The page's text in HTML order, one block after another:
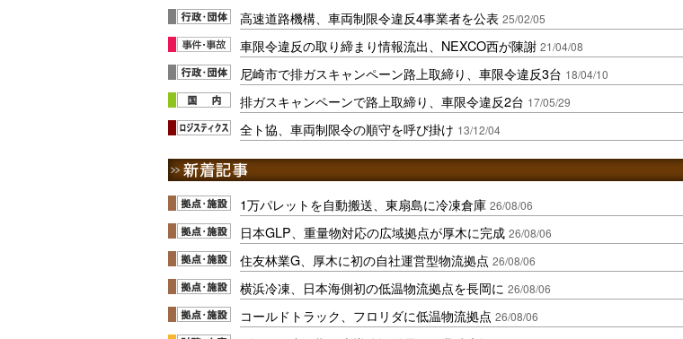
高速道路機構、車両制限令違反4事業者を公表 25/02/05
車限令違反の取り締まり情報流出、NEXCO西が陳謝 21/04/08
尼崎市で排ガスキャンペーン路上取締り、車限令違反3台 18/04/10
排ガスキャンペーンで路上取締り、車限令違反2台 17/05/29
全ト協、車両制限令の順守を呼び掛け 13/12/04
1万パレットを自動搬送、東扇島に冷凍倉庫 26/08/06
日本GLP、重量物対応の広域拠点が厚木に完成 26/08/06
住友林業G、厚木に初の自社運営型物流拠点 26/08/06
横浜冷凍、日本海側初の低温物流拠点を長岡に 26/08/06
コールドトラック、フロリダに低温物流拠点 26/08/06